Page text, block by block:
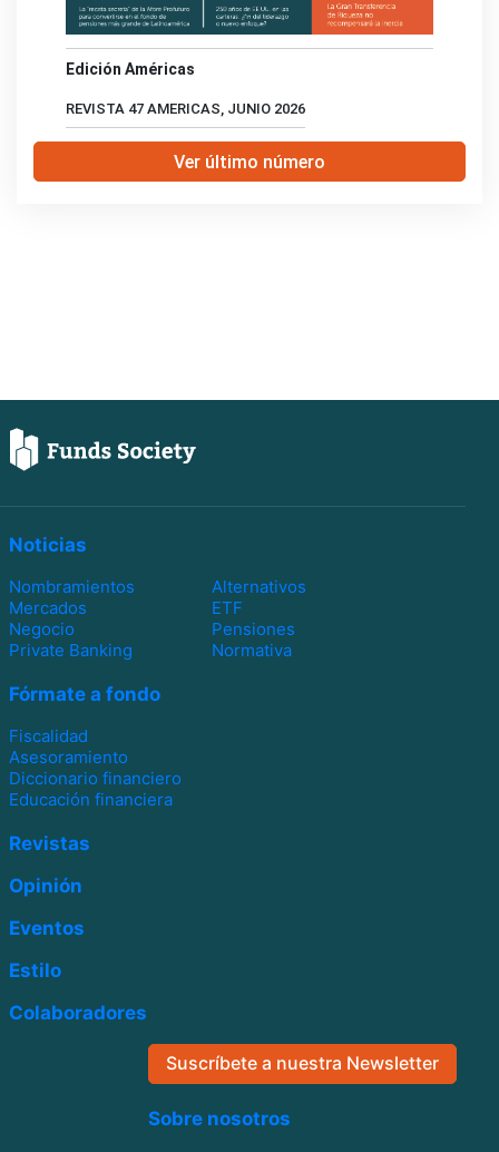
Edición Américas
REVISTA 47 AMERICAS, JUNIO 2026
Ver último número
Noticias
Nombramientos
Alternativos
Mercados
ETF
Negocio
Pensiones
Private Banking
Normativa
Fórmate a fondo
Fiscalidad
Asesoramiento
Diccionario financiero
Educación financiera
Revistas
Opinión
Eventos
Estilo
Colaboradores
Suscríbete a nuestra Newsletter
Sobre nosotros